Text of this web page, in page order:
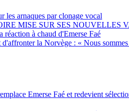
les arnaques par clonage vocal
MISE SUR SES NOUVELLES
à chaud d'Emerse Faé
la Norvège : « Nous